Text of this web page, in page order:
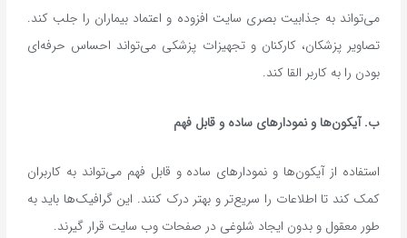
می‌تواند به جذابیت بصری سایت افزوده و اعتماد بیماران را جلب کند.
تصاویر پزشکان، کارکنان و تجهیزات پزشکی می‌تواند احساس حرفه‌ای
بودن را به کاربر القا کند.
ب.آیکون‌ها و نمودارهای ساده و قابل فهم
استفاده از آیکون‌ها و نمودارهای ساده و قابل فهم می‌تواند به کاربران
کمک کند تا اطلاعات را سریع‌تر و بهتر درک کنند. این گرافیک‌ها باید به
طور معقول و بدون ایجاد شلوغی در صفحات وب سایت قرار گیرند.